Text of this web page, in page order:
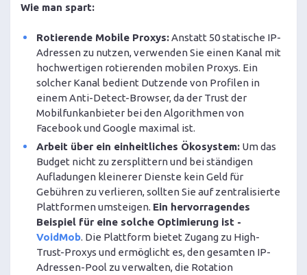
Wie man spart:
Rotierende Mobile Proxys:Anstatt 50 statische IP-
Adressen zu nutzen, verwenden Sie einen Kanal mit
hochwertigen rotierenden mobilen Proxys. Ein
solcher Kanal bedient Dutzende von Profilen in
einem Anti-Detect-Browser, da der Trust der
Mobilfunkanbieter bei den Algorithmen von
Facebook und Google maximal ist.
Arbeit über ein einheitliches Ökosystem:Um das
Budget nicht zu zersplittern und bei ständigen
Aufladungen kleinerer Dienste kein Geld für
Gebühren zu verlieren, sollten Sie auf zentralisierte
Plattformen umsteigen. Ein hervorragendes
Beispiel für eine solche Optimierung ist -
VoidMob. Die Plattform bietet Zugang zu High-
Trust-Proxys und ermöglicht es, den gesamten IP-
Adressen-Pool zu verwalten, die Rotation